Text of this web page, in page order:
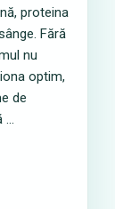
proteina
Fără
nu
optim,
de